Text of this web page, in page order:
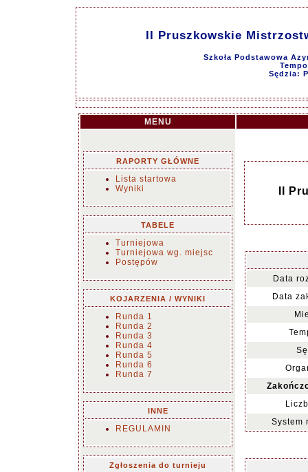
II Pruszkowskie
Szkoła Podstawowa
Sędzia:
MENU
RAPORTY GŁÓWNE
Lista startowa
Wyniki
TABELE
Turniejowa
Turniejowa wg. miejsc
Postępów
KOJARZENIA / WYNIKI
Runda 1
Runda 2
Runda 3
Runda 4
Runda 5
Runda 6
Runda 7
INNE
REGULAMIN
Zgłoszenia do turnieju
II
Data
Data
System